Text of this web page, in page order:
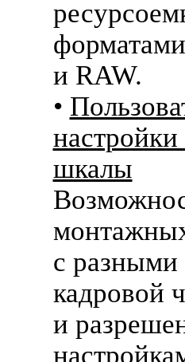
и RAW.
•
шкалы
с разными
кадровой
и